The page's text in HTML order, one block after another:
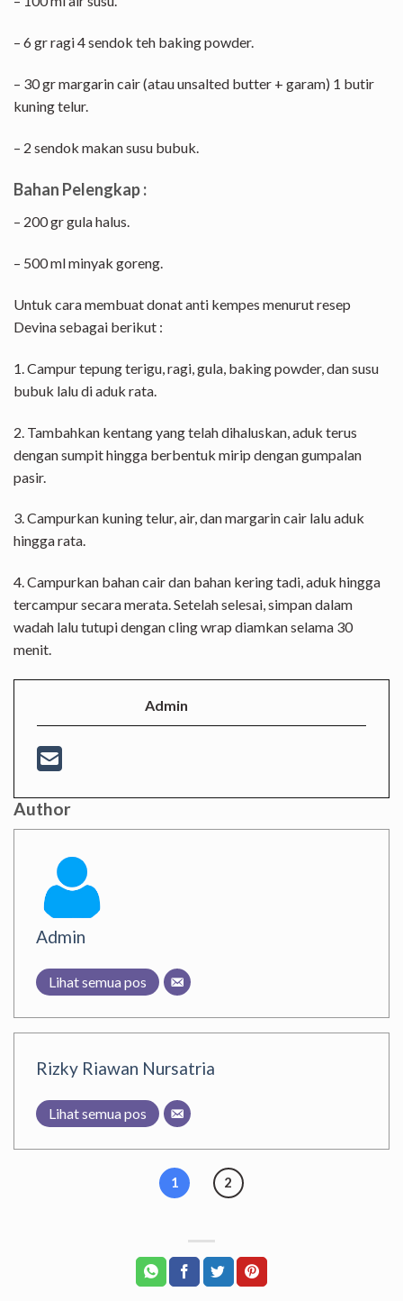
– 6 gr ragi 4 sendok teh baking powder.
– 30 gr margarin cair (atau unsalted butter + garam) 1 butir
kuning telur.
– 2 sendok makan susu bubuk.
Bahan Pelengkap :
– 200 gr gula halus.
– 500 ml minyak goreng.
Untuk cara membuat donat anti kempes menurut resep
Devina sebagai berikut :
1. Campur tepung terigu, ragi, gula, baking powder, dan susu
bubuk lalu di aduk rata.
2. Tambahkan kentang yang telah dihaluskan, aduk terus
dengan sumpit hingga berbentuk mirip dengan gumpalan
pasir.
3. Campurkan kuning telur, air, dan margarin cair lalu aduk
hingga rata.
4. Campurkan bahan cair dan bahan kering tadi, aduk hingga
tercampur secara merata. Setelah selesai, simpan dalam
wadah lalu tutupi dengan cling wrap diamkan selama 30
menit.
Admin
Author
Admin
Lihat semua pos
Rizky Riawan Nursatria
Lihat semua pos
1 2